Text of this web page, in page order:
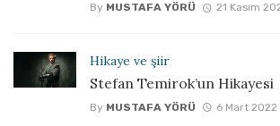
By MUSTAFA YÖRÜ 21 Kasım
Hikaye ve şiir
Stefan Temirok’un Hikayesi
By MUSTAFA YÖRÜ 6 Mart 2022